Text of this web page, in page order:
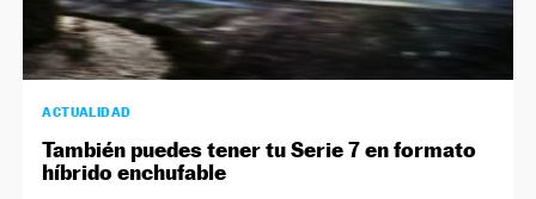
ACTUALIDAD
También puedes tener tu Serie 7 en formato
híbrido enchufable